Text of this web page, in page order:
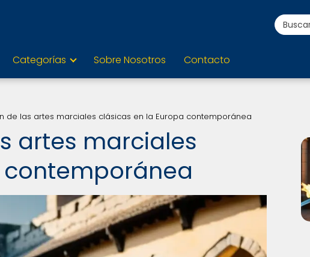
Categorías Sobre Nosotros Contacto
de las artes marciales clásicas en la Europa contemporánea
artes marciales
contemporánea